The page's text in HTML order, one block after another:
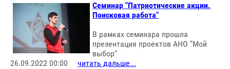
Семинар "Патриотические акции.
Поисковая работа"
В рамках семинара прошла
презентация проектов АНО "Мой
выбор"
26.09.2022 00:00
читать дальше...